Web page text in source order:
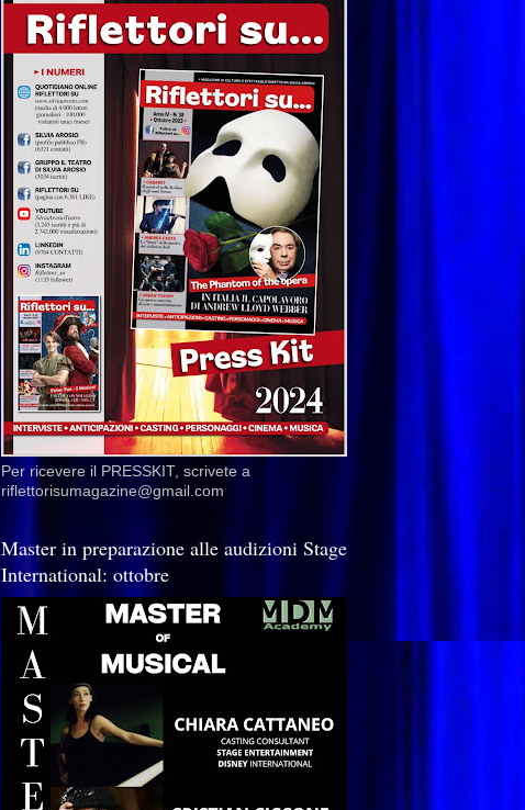
Per ricevere il PRESSKIT, scrivete a
riflettorisumagazine@gmail.com
Master in preparazione alle audizioni Stage
International: ottobre